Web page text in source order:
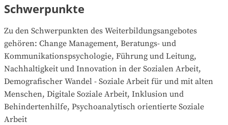
Schwerpunkte
Zu den Schwerpunkten des Weiterbildungsangebotes
gehören: Change Management, Beratungs- und
Kommunikationspsychologie, Führung und Leitung,
Nachhaltigkeit und Innovation in der Sozialen Arbeit,
Demografischer Wandel - Soziale Arbeit für und mit alten
Menschen, Digitale Soziale Arbeit, Inklusion und
Behindertenhilfe, Psychoanalytisch orientierte Soziale
Arbeit